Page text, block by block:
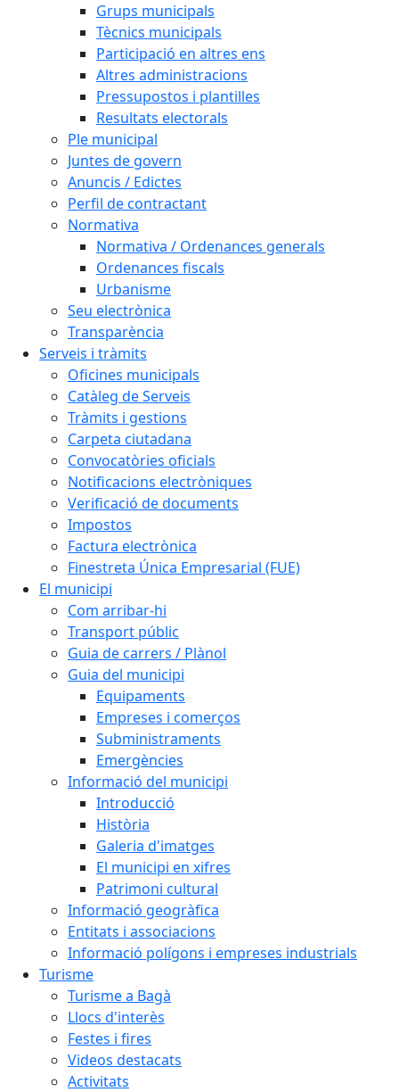
Grups municipals
Tècnics municipals
Participació en altres ens
Altres administracions
Pressupostos i plantilles
Resultats electorals
Ple municipal
Juntes de govern
Anuncis / Edictes
Perfil de contractant
Normativa
Normativa / Ordenances generals
Ordenances fiscals
Urbanisme
Seu electrònica
Transparència
Serveis i tràmits
Oficines municipals
Catàleg de Serveis
Tràmits i gestions
Carpeta ciutadana
Convocatòries oficials
Notificacions electròniques
Verificació de documents
Impostos
Factura electrònica
Finestreta Única Empresarial (FUE)
El municipi
Com arribar-hi
Transport públic
Guia de carrers / Plànol
Guia del municipi
Equipaments
Empreses i comerços
Subministraments
Emergències
Informació del municipi
Introducció
Història
Galeria d'imatges
El municipi en xifres
Patrimoni cultural
Informació geogràfica
Entitats i associacions
Informació polígons i empreses industrials
Turisme
Turisme a Bagà
Llocs d'interès
Festes i fires
Videos destacats
Activitats